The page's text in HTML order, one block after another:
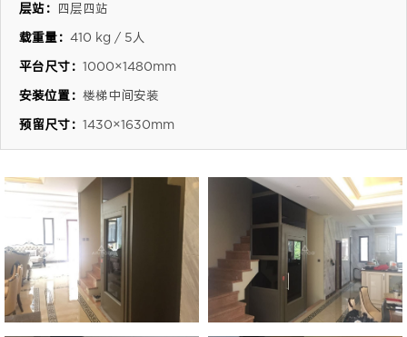
层站：
四层四站
载重量： 410 kg / 5人
平台尺寸： 1000×1480mm
安装位置： 楼梯中间安装
预留尺寸： 1430×1630mm